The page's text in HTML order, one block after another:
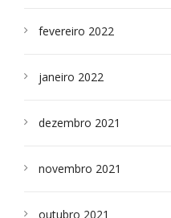
fevereiro 2022
janeiro 2022
dezembro 2021
novembro 2021
outubro 2021